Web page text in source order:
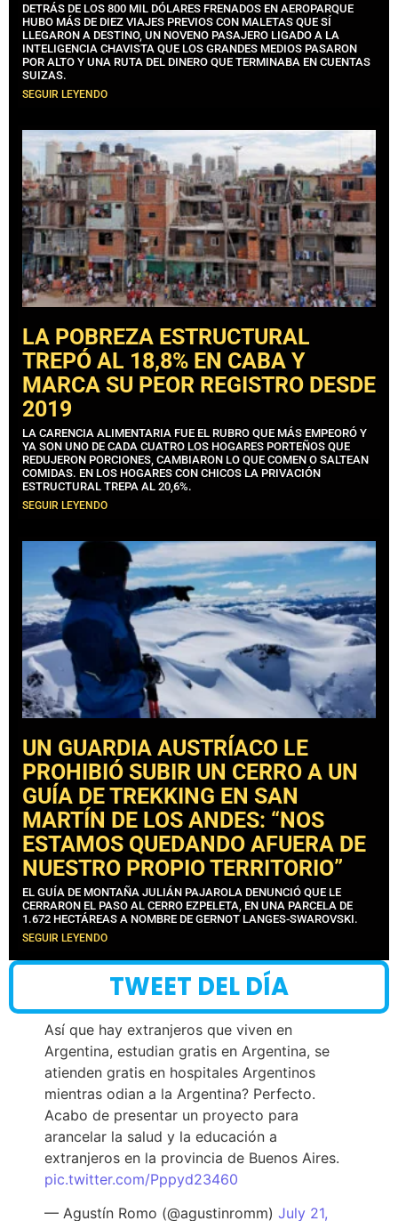
DETRÁS DE LOS 800 MIL DÓLARES FRENADOS EN AEROPARQUE
HUBO MÁS DE DIEZ VIAJES PREVIOS CON MALETAS QUE SÍ
LLEGARON A DESTINO, UN NOVENO PASAJERO LIGADO A LA
INTELIGENCIA CHAVISTA QUE LOS GRANDES MEDIOS PASARON
POR ALTO Y UNA RUTA DEL DINERO QUE TERMINABA EN CUENTAS
SUIZAS.
SEGUIR LEYENDO
LA POBREZA ESTRUCTURAL
TREPÓ AL 18,8% EN CABA Y
MARCA SU PEOR REGISTRO DESDE
2019
LA CARENCIA ALIMENTARIA FUE EL RUBRO QUE MÁS EMPEORÓ Y
YA SON UNO DE CADA CUATRO LOS HOGARES PORTEÑOS QUE
REDUJERON PORCIONES, CAMBIARON LO QUE COMEN O SALTEAN
COMIDAS. EN LOS HOGARES CON CHICOS LA PRIVACIÓN
ESTRUCTURAL TREPA AL 20,6%.
SEGUIR LEYENDO
UN GUARDIA AUSTRÍACO LE
PROHIBIÓ SUBIR UN CERRO A UN
GUÍA DE TREKKING EN SAN
MARTÍN DE LOS ANDES: “NOS
ESTAMOS QUEDANDO AFUERA DE
NUESTRO PROPIO TERRITORIO”
EL GUÍA DE MONTAÑA JULIÁN PAJAROLA DENUNCIÓ QUE LE
CERRARON EL PASO AL CERRO EZPELETA, EN UNA PARCELA DE
1.672 HECTÁREAS A NOMBRE DE GERNOT LANGES-SWAROVSKI.
SEGUIR LEYENDO
TWEET DEL DÍA
Así que hay extranjeros que viven en
Argentina, estudian gratis en Argentina, se
atienden gratis en hospitales Argentinos
mientras odian a la Argentina? Perfecto.
Acabo de presentar un proyecto para
arancelar la salud y la educación a
extranjeros en la provincia de Buenos Aires.
pic.twitter.com/Pppyd23460
— Agustín Romo (@agustinromm) July 21,